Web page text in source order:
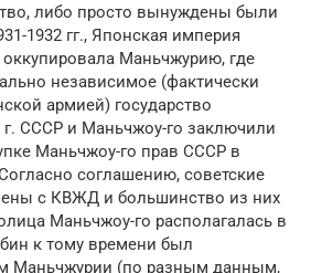
либо просто вынуждены были
1932 гг., Японская империя
оккупировала Маньчжурию, где
независимое (фактически
армией) государство
г. СССР и Маньчжоу-го заключили
Маньчжоу-го прав СССР в
соглашению, советские
с КВЖД и большинство из них
Маньчжоу-го располагалась в
к тому времени был
Маньчжурии (по разным данным,